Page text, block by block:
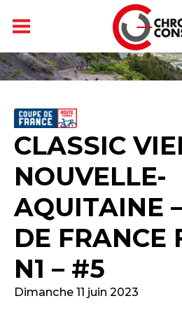
CLASSIC
NOUVELLE-
AQUITAINE
DE FRANCE
N1 – #5
Dimanche 11 juin 2023